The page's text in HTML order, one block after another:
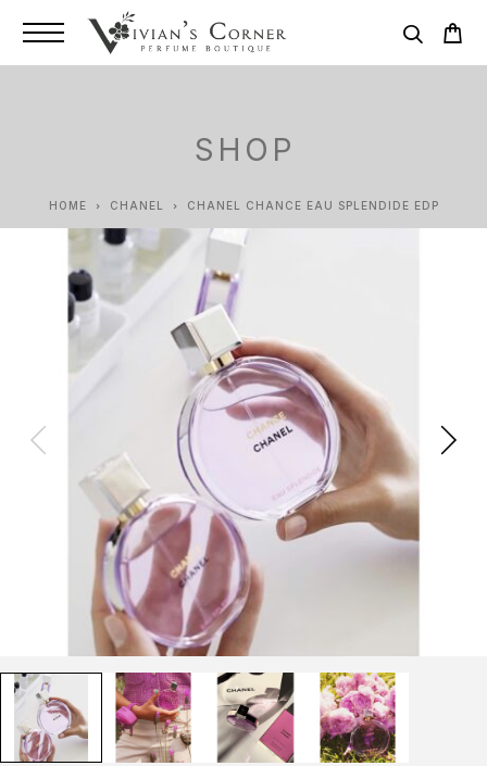
SHOP
HOME CHANEL CHANEL CHANCE EAU SPLENDIDE EDP